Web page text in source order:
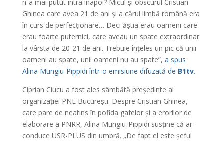
n-a mai putut intra înapoi? Micul și obscurul Cristian
Ghinea care avea 21 de ani și a cărui limbă română era
în curs de perfecționare… Deci ăștia erau oameni care
erau foarte puternici, care aveau un spate extraordinar
la vârsta de 20-21 de ani. Trebuie înțeles un pic că unii
oameni au spate, unii oameni nu au spate”, a spus
Alina Mungiu-Pippidi într-o emisiune difuzată de B1tv.
Ciprian Ciucu a fost ales sâmbătă președinte al
organizației PNL București. Despre Cristian Ghinea,
care pare de neatins în pofida gafelor și a erorilor de
elaborare a PNRR, Alina Mungiu-Pippidi susține că ar
conduce USR-PLUS din umbră. „De fapt el este șeful